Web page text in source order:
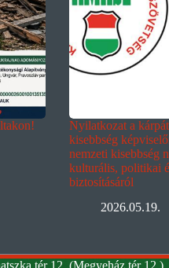
Nyilatkozat a
kisebbség
nemzeti kisebbség
kulturális, politikai
biztosításáról
2026.05.19.
tér 12. (Megyeház tér 12.)